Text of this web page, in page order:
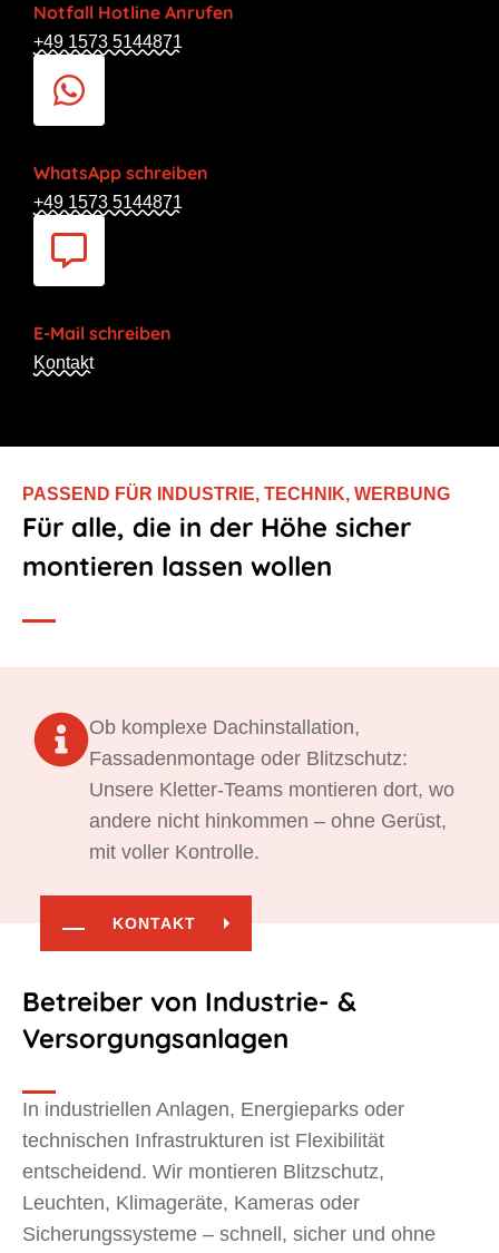
Notfall Hotline Anrufen
+49 1573 5144871
WhatsApp schreiben
+49 1573 5144871
E-Mail schreiben
Kontakt
PASSEND FÜR INDUSTRIE, TECHNIK, WERBUNG
Für alle, die in der Höhe sicher
montieren lassen wollen
Ob komplexe Dachinstallation,
Fassadenmontage oder Blitzschutz:
Unsere Kletter-Teams montieren dort, wo
andere nicht hinkommen – ohne Gerüst,
mit voller Kontrolle.
KONTAKT
Betreiber von Industrie- &
Versorgungsanlagen
In industriellen Anlagen, Energieparks oder
technischen Infrastrukturen ist Flexibilität
entscheidend. Wir montieren Blitzschutz,
Leuchten, Klimageräte, Kameras oder
Sicherungssysteme – schnell, sicher und ohne